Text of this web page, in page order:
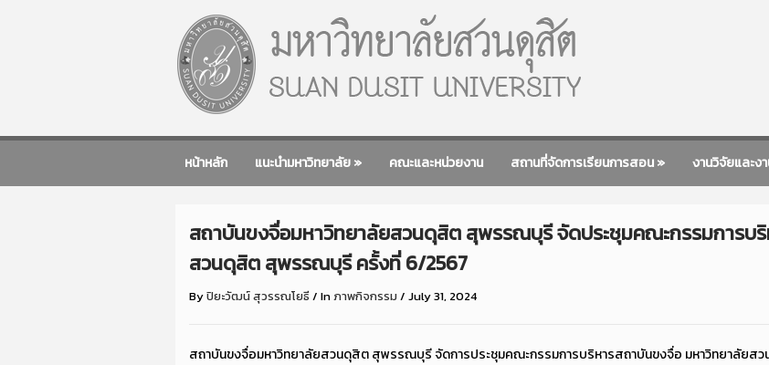
หน้าหลัก แนะนำมหาวิทยาลัย» คณะและหน่วยงาน สถานที่จัดการเรียนการสอน» งานวิจัยและง
สถาบันขงจื่อมหาวิทยาลัยสวนดุสิต สุพรรณบุรี จัดประชุมคณะกรรมการบ
สวนดุสิต สุพรรณบุรี ครั้งที่ 6/2567
Byปิยะวัฒน์ สุวรรณโยธี/ Inภาพกิจกรรม / July 31, 2024
สถาบันขงจื่อมหาวิทยาลัยสวนดุสิต สุพรรณบุรี จัดการประชุมคณะกรรมการบริหารสถาบันขงจื่อ มหาวิทยาลัย